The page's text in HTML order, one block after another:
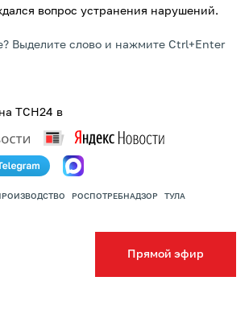
Прямой эфир
вопрос устранения нарушений.
Выделите слово и нажмите Ctrl+Enter
ТСН24 в
РОСПОТРЕБНАДЗОР ТУЛА